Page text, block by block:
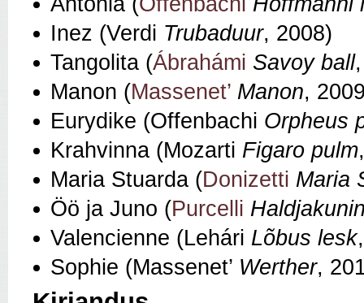
Inez (Verdi Trubaduur, 2008)
Tangolita (Ábrahámi Savoy ball
Manon (Massenet’ Manon,
Eurydike (Offenbachi Orpheus
Krahvinna (Mozarti Figaro pulm
Maria Stuarda (Donizetti Maria
Öö ja Juno (Purcelli
Valencienne (Lehári Lõbus lesk
Sophie (Massenet’ Werther,